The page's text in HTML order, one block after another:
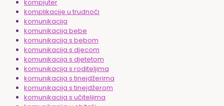
kompjuter
komplikacije u trudnoći
komunikacija
komunikacija bebe
komunikacija s bebom
komunikacija s djecom
komunikacija s djetetom
komunikacija s roditeljima
komunikacija s tinejdžerima
komunikacija s tinejdžerom
komunikacija s učiteljima